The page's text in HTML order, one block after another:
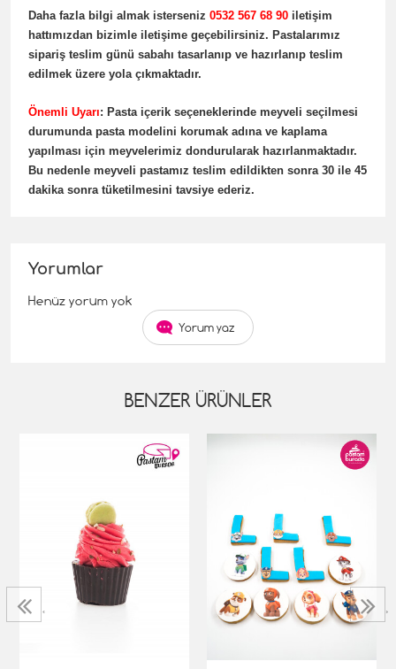
Daha fazla bilgi almak isterseniz 0532 567 68 90 iletişim
hattımızdan bizimle iletişime geçebilirsiniz. Pastalarımız
sipariş teslim günü sabahı tasarlanıp ve hazırlanıp teslim
edilmek üzere yola çıkmaktadır.
Önemli Uyarı: Pasta içerik seçeneklerinde meyveli seçilmesi
durumunda pasta modelini korumak adına ve kaplama
yapılması için meyvelerimiz dondurularak hazırlanmaktadır.
Bu nedenle meyveli pastamız teslim edildikten sonra 30 ile 45
dakika sonra tüketilmesini tavsiye ederiz.
Yorumlar
Henüz yorum yok
Yorum yaz
BENZER ÜRÜNLER
‹ ›